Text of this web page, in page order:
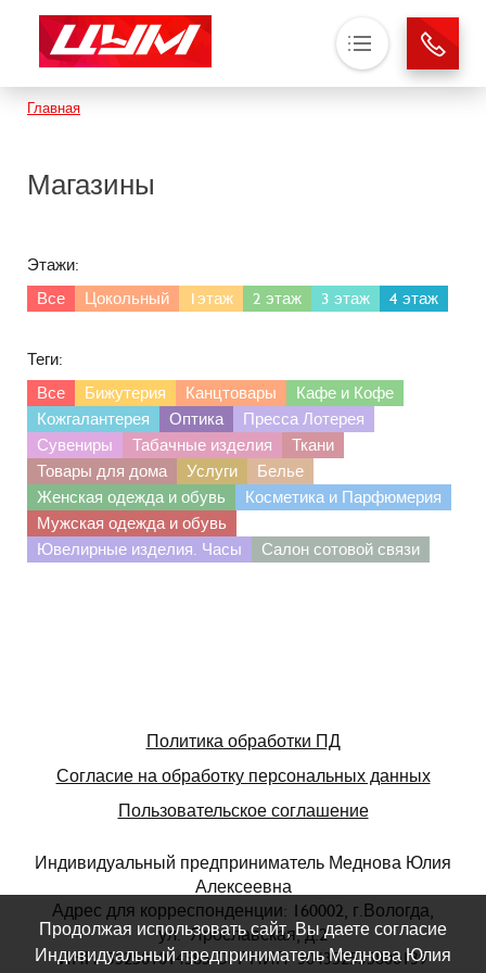
Строка навигации
Главная
Магазины
Этажи:
Все
Цокольный 1этаж 2 этаж 3 этаж 4 этаж
Теги:
Все
Бижутерия Канцтовары
Кафе и Кофе
Кожгалантерея
Оптика
Пресса Лотерея
Сувениры
Табачные изделия
Ткани
Товары для дома
Услуги
Белье
Женская одежда и обувь
Косметика и Парфюмерия
Мужская одежда и обувь
Ювелирные изделия. Часы
Салон сотовой связи
Политика обработки ПД
Согласие на обработку персональных данных
Пользовательское соглашение
Индивидуальный предприниматель Меднова Юлия
Алексеевна
Адрес для корреспонденции: 160002, г.Вологда,
ул. Ярославская, д.2
ИНН 352501014583 ОГРНИП 304352535800139
Продолжая использовать сайт, Вы даете согласие
Индивидуальный предприниматель Меднова Юлия